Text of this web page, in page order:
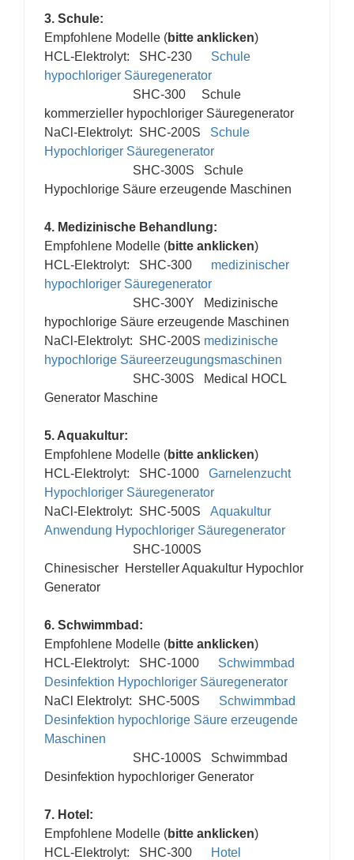
3. Schule:
Empfohlene Modelle (bitte anklicken)
HCL-Elektrolyt: SHC-230 Schule
hypochloriger Säuregenerator
SHC-300 Schule
kommerzieller hypochloriger Säuregenerator
NaCl-Elektrolyt: SHC-200S Schule
Hypochloriger Säuregenerator
SHC-300S Schule
Hypochlorige Säure erzeugende Maschinen
4. Medizinische Behandlung:
Empfohlene Modelle (bitte anklicken)
HCL-Elektrolyt: SHC-300 medizinischer
hypochloriger Säuregenerator
SHC-300Y Medizinische
hypochlorige Säure erzeugende Maschinen
NaCl-Elektrolyt: SHC-200S medizinische
hypochlorige Säureerzeugungsmaschinen
SHC-300S Medical HOCL
Generator Maschine
5. Aquakultur:
Empfohlene Modelle (bitte anklicken)
HCL-Elektrolyt: SHC-1000 Garnelenzucht
Hypochloriger Säuregenerator
NaCl-Elektrolyt: SHC-500S Aquakultur
Anwendung Hypochloriger Säuregenerator
SHC-1000S
Chinesischer Hersteller Aquakultur Hypochlor
Generator
6. Schwimmbad:
Empfohlene Modelle (bitte anklicken)
HCL-Elektrolyt: SHC-1000 Schwimmbad
Desinfektion Hypochloriger Säuregenerator
NaCl Elektrolyt: SHC-500S Schwimmbad
Desinfektion hypochlorige Säure erzeugende
Maschinen
SHC-1000S Schwimmbad
Desinfektion hypochloriger Generator
7. Hotel:
Empfohlene Modelle (bitte anklicken)
HCL-Elektrolyt: SHC-300
Hotel